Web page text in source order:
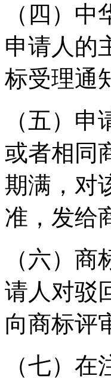
（四）
申请人的
标受理通
（五）
或者相同
期满，对
准，发给
（六）
请人对驳
向商标评
（七）